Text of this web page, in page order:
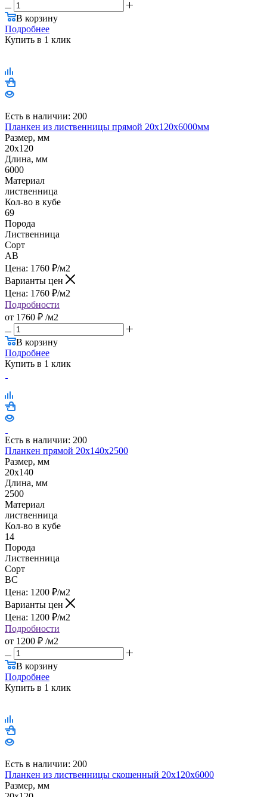
В корзину
Подробнее
Купить в 1 клик
Есть в наличии: 200
Планкен из лиственницы прямой 20х120х6000мм
Размер, мм
20x120
Длина, мм
6000
Материал
лиственница
Кол-во в кубе
69
Порода
Лиственница
Сорт
AB
Цена: 1760 ₽/м2
Варианты цен
Цена: 1760 ₽/м2
Подробности
от 1760 ₽ /м2
В корзину
Подробнее
Купить в 1 клик
Есть в наличии: 200
Планкен прямой 20х140х2500
Размер, мм
20x140
Длина, мм
2500
Материал
лиственница
Кол-во в кубе
14
Порода
Лиственница
Сорт
BC
Цена: 1200 ₽/м2
Варианты цен
Цена: 1200 ₽/м2
Подробности
от 1200 ₽ /м2
В корзину
Подробнее
Купить в 1 клик
Есть в наличии: 200
Планкен из лиственницы скошенный 20х120х6000
Размер, мм